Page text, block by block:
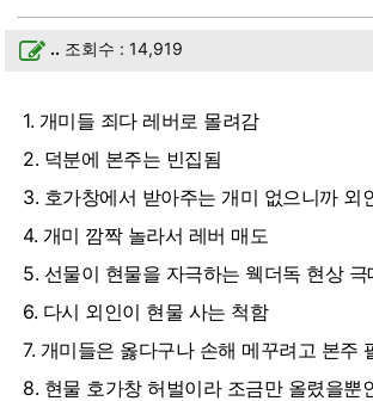
.. 조회수 : 14,919
1. 개미들 죄다 레버로 몰려감
2. 덕분에 본주는 빈집됨
3. 호가창에서 받아주는 개미 없으니까 외
4. 개미 깜짝 놀라서 레버 매도
5. 선물이 현물을 자극하는 웩더독 현상 극
6. 다시 외인이 현물 사는 척함
7. 개미들은 옳다구나 손해 메꾸려고 본주
8. 현물 호가창 허벌이라 조금만 올렸을